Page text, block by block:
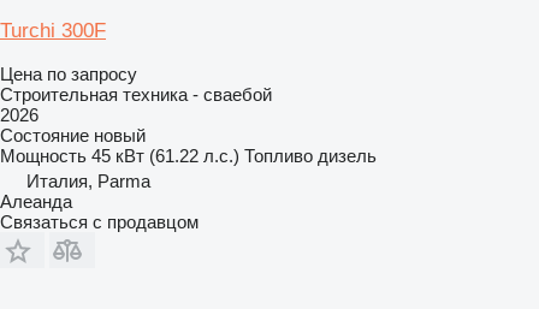
Turchi 300F
Цена по запросу
Строительная техника - сваебой
2026
Состояние новый
Мощность 45 кВт (61.22 л.с.) Топливо дизель
Италия, Parma
Алеанда
Связаться с продавцом